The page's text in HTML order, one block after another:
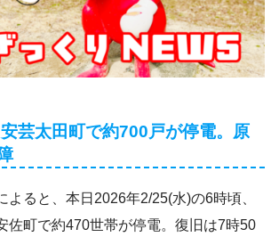
芸太田町で約700戸が停電。原
よると、本日2026年2/25(水)の6時頃、
佐町で約470世帯が停電。復旧は7時50